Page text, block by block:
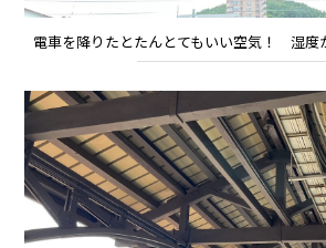
電車を降りたとたんとてもいい空気！ 湿度